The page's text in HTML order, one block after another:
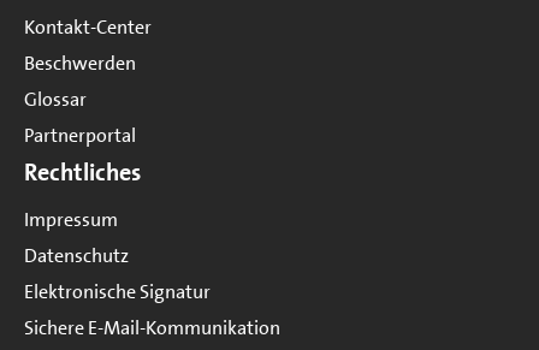
Kontakt-Center
Beschwerden
Glossar
Partnerportal
Rechtliches
Impressum
Datenschutz
Elektronische Signatur
Sichere E-Mail-Kommunikation